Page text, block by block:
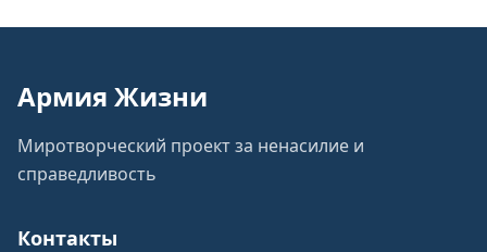
Армия Жизни
Миротворческий проект за ненасилие и
справедливость
Контакты